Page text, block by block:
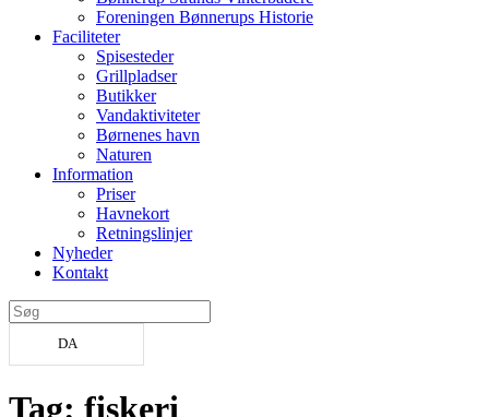
Foreningen Bønnerups Historie
Faciliteter
Spisesteder
Grillpladser
Butikker
Vandaktiviteter
Børnenes havn
Naturen
Information
Priser
Havnekort
Retningslinjer
Nyheder
Kontakt
DA
Tag: fiskeri